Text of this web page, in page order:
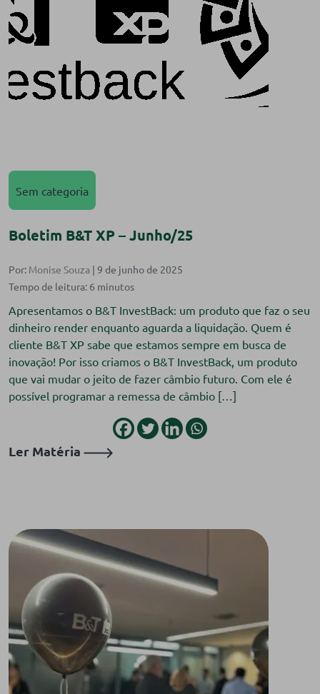
Sem categoria
Boletim B&T XP – Junho/25
Por: Monise Souza | 9 de junho de 2025
Apresentamos o B&T InvestBack: um produto que faz o seu
dinheiro render enquanto aguarda a liquidação. Quem é
cliente B&T XP sabe que estamos sempre em busca de
inovação! Por isso criamos o B&T InvestBack, um produto
que vai mudar o jeito de fazer câmbio futuro. Com ele é
possível programar a remessa de câmbio […]
Ler Matéria